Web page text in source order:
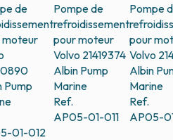
de
moteur
Pump
01-012
Pompe de
refroidissement
pour moteur
Volvo 21419374
Albin Pump
Marine
Ref.
AP05-01-011
Pompe
pour
Volvo
Albin
Marine
Ref.
AP05-